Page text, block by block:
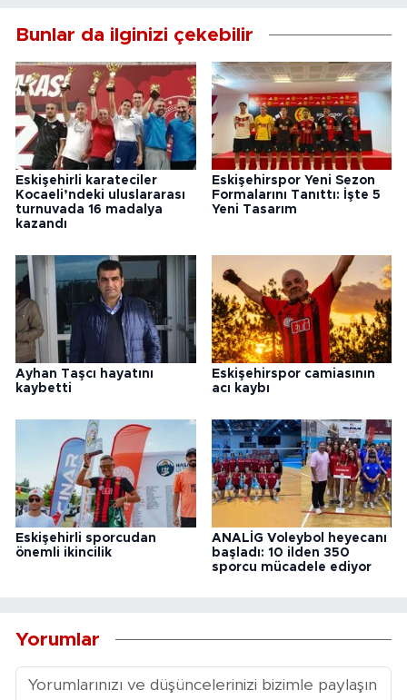
Bunlar da ilginizi çekebilir
Eskişehirli karateciler
Kocaeli’ndeki uluslararası
turnuvada 16 madalya
kazandı
Eskişehirspor Yeni Sezon
Formalarını Tanıttı: İşte 5
Yeni Tasarım
Ayhan Taşcı hayatını
kaybetti
Eskişehirspor camiasının
acı kaybı
Eskişehirli sporcudan
önemli ikincilik
ANALİG Voleybol heyecanı
başladı: 10 ilden 350
sporcu mücadele ediyor
Yorumlar